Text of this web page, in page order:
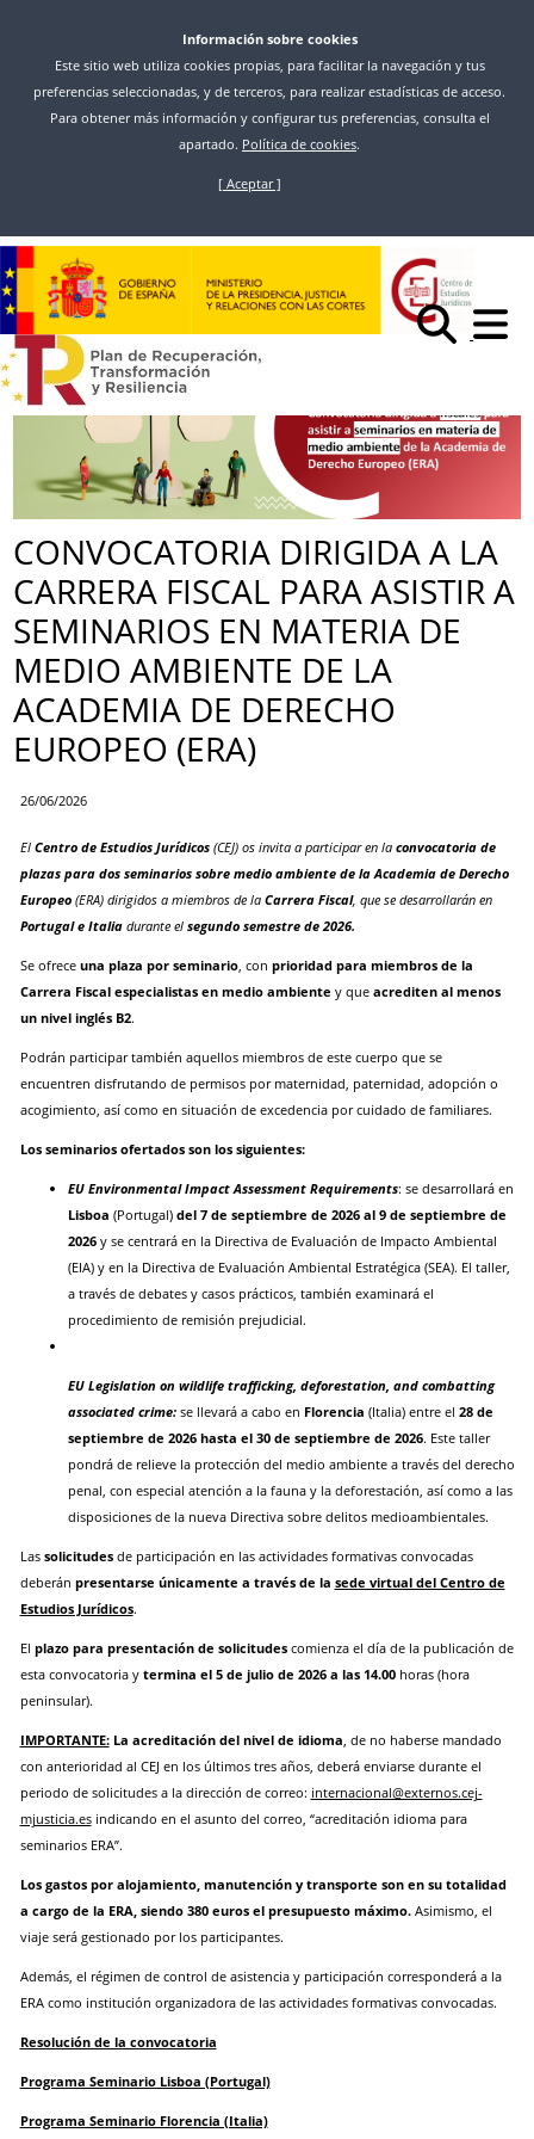
contenido
Información sobre cookies
Este sitio web utiliza cookies propias, para facilitar la navegación y tus
preferencias seleccionadas, y de terceros, para realizar estadísticas de acceso.
Para obtener más información y configurar tus preferencias, consulta el
apartado. Política de cookies.
[ Aceptar ]
CONVOCATORIA DIRIGIDA A LA CARRERA FISCAL PARA ASISTIR A
SEMINARIOS EN MATERIA DE MEDIO AMBIENTE DE LA ACADEMIA DE
DERECHO EUROPEO (ERA)
CONVOCATORIA DIRIGIDA A LA
CARRERA FISCAL PARA ASISTIR A
SEMINARIOS EN MATERIA DE
MEDIO AMBIENTE DE LA
ACADEMIA DE DERECHO
EUROPEO (ERA)
26/06/2026
El Centro de Estudios Jurídicos(CEJ) os invita a participar en la convocatoria de
plazas para dos seminarios sobre medio ambiente de la Academia de Derecho
Europeo(ERA) dirigidos a miembros de la Carrera Fiscal, que se desarrollarán en
Portugal e Italiadurante el segundo semestre de 2026.
Se ofrece una plaza por seminario, con prioridad para miembros de la
Carrera Fiscal especialistas en medio ambiente y que acrediten al menos
un nivel inglés B2.
Podrán participar también aquellos miembros de este cuerpo que se
encuentren disfrutando de permisos por maternidad, paternidad, adopción o
acogimiento, así como en situación de excedencia por cuidado de familiares.
Los seminarios ofertados son los siguientes:
EU Environmental Impact Assessment Requirements: se desarrollará en
Lisboa (Portugal) del 7 de septiembre de 2026 al 9 de septiembre de
2026y se centrará en la Directiva de Evaluación de Impacto Ambiental
(EIA) y en la Directiva de Evaluación Ambiental Estratégica (SEA). El taller,
a través de debates y casos prácticos, también examinará el
procedimiento de remisión prejudicial.
EU Legislation on wildlife trafficking, deforestation, and combatting
associated crime:se llevará a cabo en Florencia (Italia) entre el 28 de
septiembre de 2026 hasta el 30 de septiembre de 2026. Este taller
pondrá de relieve la protección del medio ambiente a través del derecho
penal, con especial atención a la fauna y la deforestación, así como a las
disposiciones de la nueva Directiva sobre delitos medioambientales.
Las solicitudesde participación en las actividades formativas convocadas
deberán presentarse únicamente a través de la sede virtual del Centro de
Estudios Jurídicos.
El plazo para presentación de solicitudescomienza el día de la publicación de
esta convocatoria y termina el 5 de julio de 2026 a las 14.00horas (hora
peninsular).
IMPORTANTE: La acreditación del nivel de idioma , de no haberse mandado
con anterioridad al CEJ en los últimos tres años, deberá enviarse durante el
periodo de solicitudes a la dirección de correo: internacional@externos.cej-
mjusticia.esindicando en el asunto del correo, “acreditación idioma para
seminarios ERA”.
Los gastos por alojamiento, manutención y transporte son en su totalidad
a cargo de la ERA, siendo 380 euros el presupuesto máximo. Asimismo, el
viaje será gestionado por los participantes.
Además, el régimen de control de asistencia y participación corresponderá a la
ERA como institución organizadora de las actividades formativas convocadas.
Resolución de la convocatoria
Programa Seminario Lisboa (Portugal)
Programa Seminario Florencia (Italia)